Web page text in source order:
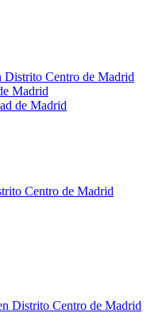
Distrito Centro de Madrid
Madrid
de Madrid
Centro de Madrid
Distrito Centro de Madrid